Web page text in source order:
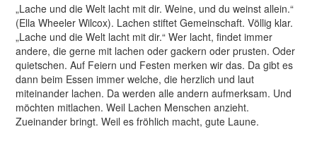
„Lache und die Welt lacht mit dir. Weine, und du weinst allein.“
(Ella Wheeler Wilcox). Lachen stiftet Gemeinschaft. Völlig klar.
„Lache und die Welt lacht mit dir.“ Wer lacht, findet immer
andere, die gerne mit lachen oder gackern oder prusten. Oder
quietschen. Auf Feiern und Festen merken wir das. Da gibt es
dann beim Essen immer welche, die herzlich und laut
miteinander lachen. Da werden alle andern aufmerksam. Und
möchten mitlachen. Weil Lachen Menschen anzieht.
Zueinander bringt. Weil es fröhlich macht, gute Laune.